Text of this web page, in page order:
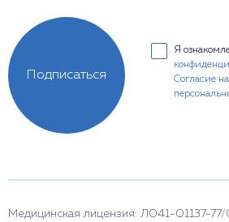
Я
Согласие
Подписаться
Медицинская лицензия: Л041-01137-